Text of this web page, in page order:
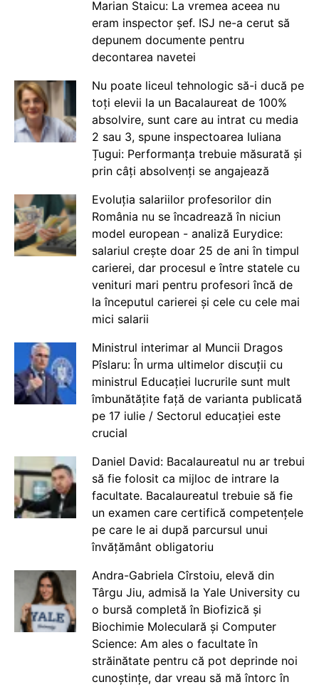
Marian Staicu: La vremea aceea nu
eram inspector șef. ISJ ne-a cerut să
depunem documente pentru
decontarea navetei
Nu poate liceul tehnologic să-i ducă pe
toți elevii la un Bacalaureat de 100%
absolvire, sunt care au intrat cu media
2 sau 3, spune inspectoarea Iuliana
Țugui: Performanța trebuie măsurată și
prin câți absolvenți se angajează
Evoluția salariilor profesorilor din
România nu se încadrează în niciun
model european - analiză Eurydice:
salariul crește doar 25 de ani în timpul
carierei, dar procesul e între statele cu
venituri mari pentru profesori încă de
la începutul carierei și cele cu cele mai
mici salarii
Ministrul interimar al Muncii Dragos
Pîslaru: În urma ultimelor discuții cu
ministrul Educației lucrurile sunt mult
îmbunătățite față de varianta publicată
pe 17 iulie / Sectorul educației este
crucial
Daniel David: Bacalaureatul nu ar trebui
să fie folosit ca mijloc de intrare la
facultate. Bacalaureatul trebuie să fie
un examen care certifică competențele
pe care le ai după parcursul unui
învățământ obligatoriu
Andra-Gabriela Cîrstoiu, elevă din
Târgu Jiu, admisă la Yale University cu
o bursă completă în Biofizică și
Biochimie Moleculară și Computer
Science: Am ales o facultate în
străinătate pentru că pot deprinde noi
cunoștințe, dar vreau să mă întorc în